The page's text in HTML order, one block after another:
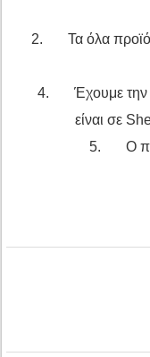
2. Τα όλα
4. Έχουμε την
είναι σε
5. Ο